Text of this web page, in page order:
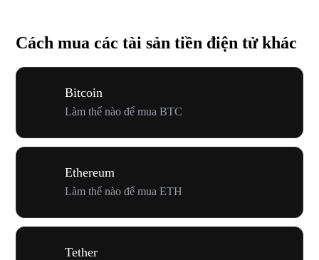
Cách mua các tài sản tiền điện tử khác
Bitcoin
Làm thế nào để mua BTC
Ethereum
Làm thế nào để mua ETH
Tether